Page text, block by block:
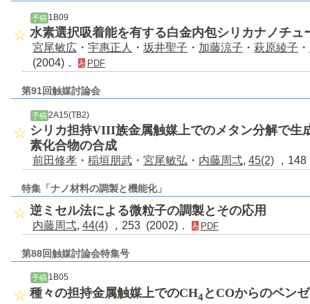
予稿 1B09
水素選択吸着能を有する白金内包シリカナノチュ
宮尾敏広 ・ 宇惠正人 ・ 坂井聖子 ・ 加藤涼子 ・ 萩原綾子 ・
(2004)．
PDF
第91回触媒討論会
予稿2A15(TB2)
シリカ担持VIII族金属触媒上でのメタン分解で生
素化合物の合成
前田修孝 ・ 稲垣朋武 ・ 宮尾敏弘 ・ 内藤周弌, 45(2) ，
特集「ナノ材料の調製と機能化」
逆ミセル法による微粒子の調製とその応用
内藤周弌, 44(4) ，253 (2002)． PDF
第88回触媒討論会特集号
予稿 1B05
種々の担持金属触媒上でのCH4とCOからのベン